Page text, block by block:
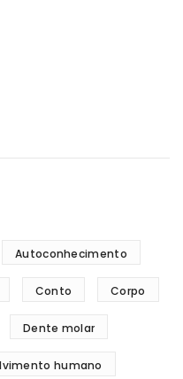
Autoconhecimento
Conto Corpo
Dente molar
humano